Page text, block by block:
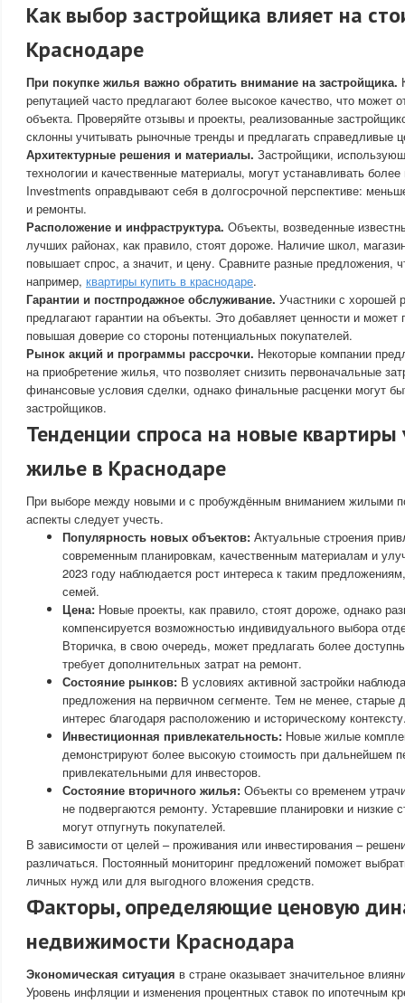
Как выбор застройщика влияет на
Краснодаре
При покупке жилья важно обратить внимание на застройщика.
репутацией часто предлагают более высокое качество, что может
объекта. Проверяйте отзывы и проекты, реализованные
склонны учитывать рыночные тренды и предлагать справедливые
Архитектурные решения и материалы. Застройщики,
технологии и качественные материалы, могут устанавливать
Investments оправдывают себя в долгосрочной перспективе:
и ремонты.
Расположение и инфраструктура. Объекты, возведенные
лучших районах, как правило, стоят дороже. Наличие школ,
повышает спрос, а значит, и цену. Сравните разные предложения,
например, квартиры купить в краснодаре.
Гарантии и постпродажное обслуживание. Участники с хорошей
предлагают гарантии на объекты. Это добавляет ценности и может
повышая доверие со стороны потенциальных покупателей.
Рынок акций и программы рассрочки. Некоторые компании
на приобретение жилья, что позволяет снизить первоначальные
финансовые условия сделки, однако финальные расценки могут
застройщиков.
Тенденции спроса на новые квартиры
жилье в Краснодаре
При выборе между новыми и с пробуждённым вниманием жилыми
аспекты следует учесть.
Популярность новых объектов: Актуальные строения
современным планировкам, качественным материалам и
2023 году наблюдается рост интереса к таким
семей.
Цена: Новые проекты, как правило, стоят дороже, однако
компенсируется возможностью индивидуального выбора
Вторичка, в свою очередь, может предлагать более
требует дополнительных затрат на ремонт.
Состояние рынков: В условиях активной застройки
предложения на первичном сегменте. Тем не менее, старые
интерес благодаря расположению и историческому
Инвестиционная привлекательность: Новые жилые
демонстрируют более высокую стоимость при дальнейшем
привлекательными для инвесторов.
Состояние вторичного жилья: Объекты со временем
не подвергаются ремонту. Устаревшие планировки и низкие
могут отпугнуть покупателей.
В зависимости от целей – проживания или инвестирования –
различаться. Постоянный мониторинг предложений поможет
личных нужд или для выгодного вложения средств.
Факторы, определяющие ценовую
недвижимости Краснодара
Экономическая ситуация в стране оказывает значительное
Уровень инфляции и изменения процентных ставок по ипотечным